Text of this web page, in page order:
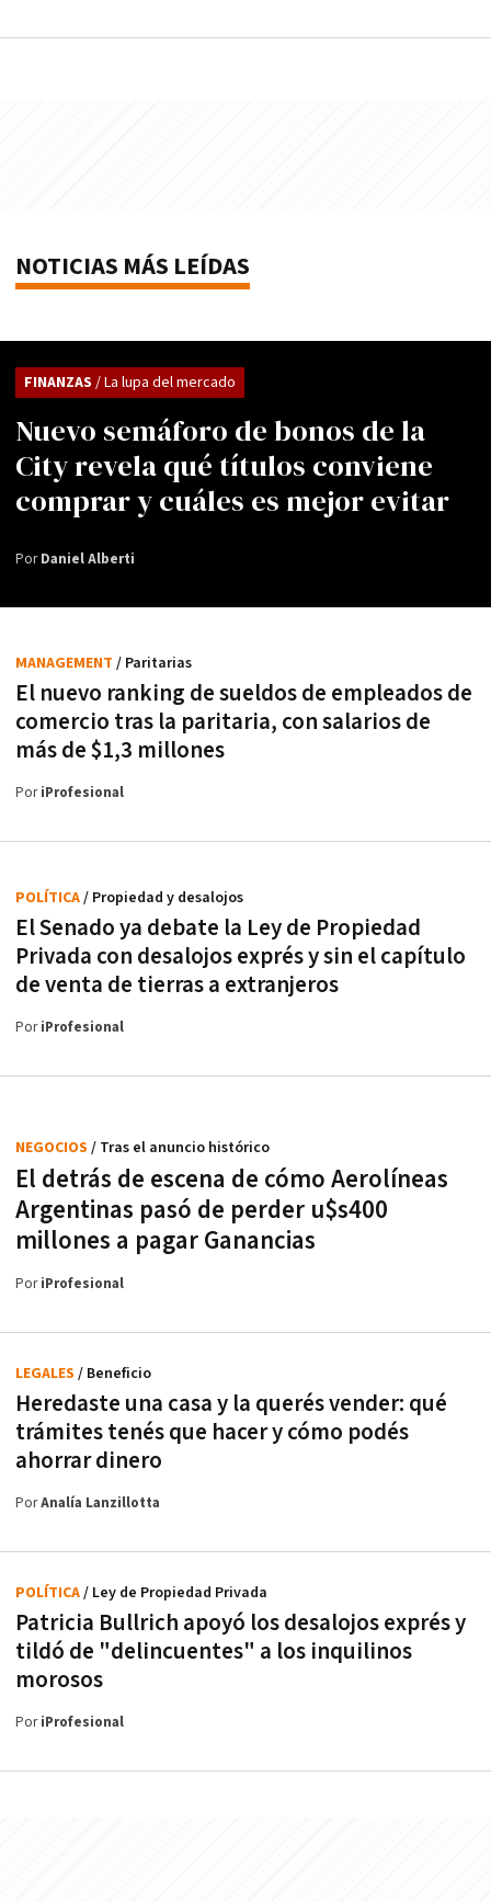
NOTICIAS MÁS LEÍDAS
Nuevo semáforo de bonos de la
City revela qué títulos conviene
comprar y cuáles es mejor evitar
FINANZAS / La lupa del mercado
PorDaniel Alberti
El nuevo ranking de sueldos de empleados de
comercio tras la paritaria, con salarios de
más de $1,3 millones
MANAGEMENT / Paritarias
PoriProfesional
El Senado ya debate la Ley de Propiedad
Privada con desalojos exprés y sin el capítulo
de venta de tierras a extranjeros
POLÍTICA/ Propiedad y desalojos
PoriProfesional
El detrás de escena de cómo Aerolíneas
Argentinas pasó de perder u$s400
millones a pagar Ganancias
NEGOCIOS / Tras el anuncio histórico
PoriProfesional
Heredaste una casa y la querés vender: qué
trámites tenés que hacer y cómo podés
ahorrar dinero
LEGALES / Beneficio
PorAnalía Lanzillotta
Patricia Bullrich apoyó los desalojos exprés y
tildó de "delincuentes" a los inquilinos
morosos
POLÍTICA/ Ley de Propiedad Privada
PoriProfesional